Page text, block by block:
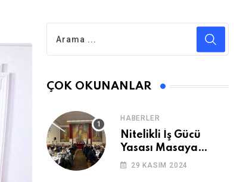
ÇOK OKUNANLAR
HABERLER
Nitelikli İş Gücü
Yasası Masaya
Yatırıldı
29 KASIM 2024